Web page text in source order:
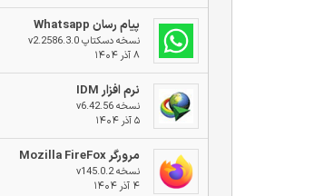
پیام رسان Whatsapp
نسخه دسکتاپ v2.2586.3.0
۸ آذر ۱۴۰۴
نرم افزار IDM
نسخه v6.42.56
۵ آذر ۱۴۰۴
مرورگر Mozilla FireFox
نسخه v145.0.2
۴ آذر ۱۴۰۴